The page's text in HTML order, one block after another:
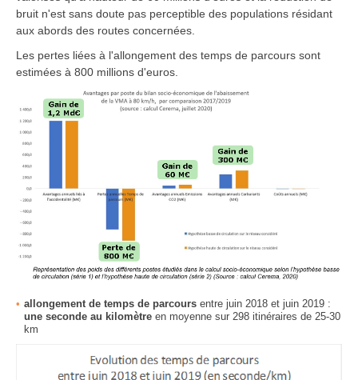
bruit n'est sans doute pas perceptible des populations résidant
aux abords des routes concernées.
Les pertes liées à l'allongement des temps de parcours sont
estimées à 800 millions d'euros.
allongement de temps de parcours entre juin 2018 et juin 2019 :
une seconde au kilomètre en moyenne sur 298 itinéraires de 25-30
km